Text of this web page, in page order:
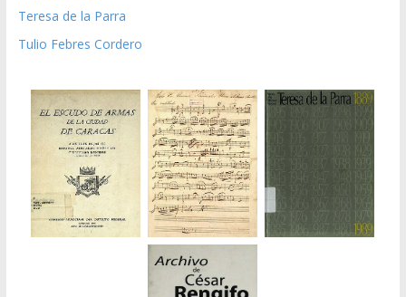
Teresa de la Parra
Tulio Febres Cordero